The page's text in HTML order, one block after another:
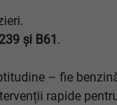
şi B61 .
– fie
rapide